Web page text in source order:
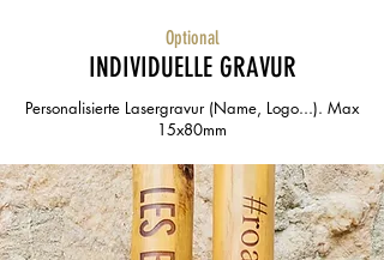
Optional
INDIVIDUELLE GRAVUR
Personalisierte Lasergravur (Name, Logo...). Max
15x80mm